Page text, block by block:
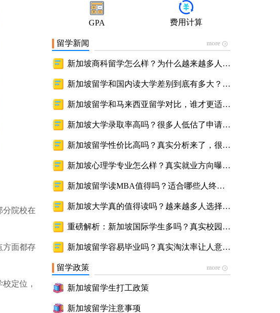
院校在
面都存
定位，
GPA 费用计算
留学新闻 more
新加坡商科留学怎么样？为什么越来越多人申
请，背后的优势终于藏不住了
新加坡留学和国内读大学差别到底有多大？看
完就懂的深度解析
新加坡留学和马来西亚留学对比，谁才更适合
普通家庭？深度解析真实差异与择校方向
新加坡大学录取率高吗？很多人低估了申请难
度与真实竞争情况
新加坡留学性价比高吗？真实分析来了，很多
家庭看完才明白
新加坡心理学专业怎么样？真实就业方向曝
光，很多人了解后才知道
新加坡留学读MBA值得吗？适合哪些人终于
说清了真实价值
新加坡大学真的值得读吗？越来越多人选择的
原因曝光，优势比想象中更多
重磅解析：新加坡国际学生多吗？真实校园环
境公开
新加坡留学容易毕业吗？真实淘汰率让人意外
——全面揭秘毕业要求与学习真相
留学政策 more
新加坡留学生打工政策
新加坡留学注意事项